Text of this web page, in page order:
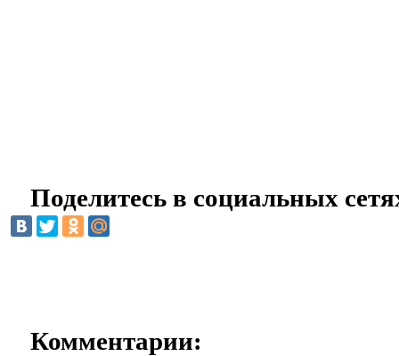
Поделитесь в социальных
Комментарии: